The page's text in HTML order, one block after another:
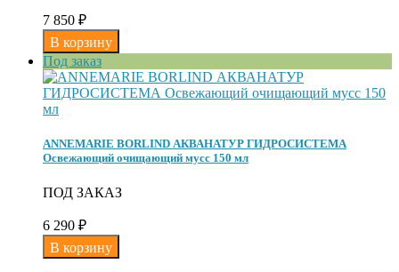
7 850 ₽
Под заказ
ANNEMARIE BORLIND АКВАНАТУР ГИДРОСИСТЕМА
Освежающий очищающий мусс 150 мл
ПОД ЗАКАЗ
6 290 ₽